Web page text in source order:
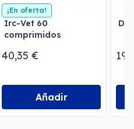
¡En oferta!
Irc-Vet 60
comprimidos
40,35 €
Añadir